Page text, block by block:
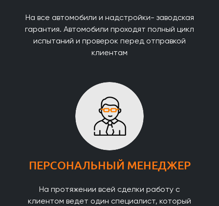
На все автомобили и надстройки- заводская
гарантия. Автомобили проходят полный цикл
испытаний и проверок перед отправкой
клиентам
ПЕРСОНАЛЬНЫЙ МЕНЕДЖЕР
На протяжении всей сделки работу с
клиентом ведет один специалист, который